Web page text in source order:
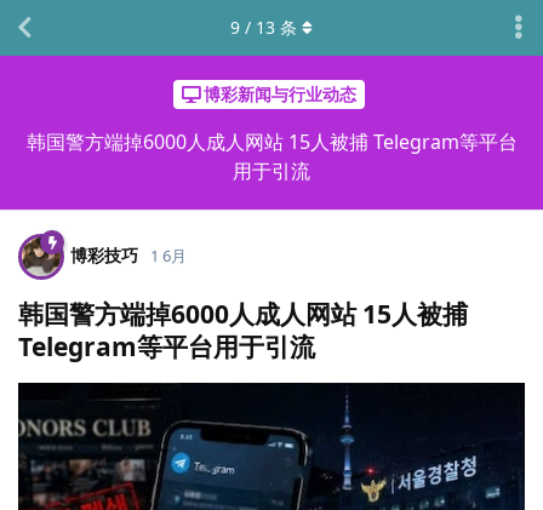
博彩新闻与行业动态
韩国警方端掉6000人成人网站 15人被捕 Telegram等平台
用于引流
9 / 13 条
博彩技巧 1 6月
韩国警方端掉6000人成人网站 15人被捕
Telegram等平台用于引流